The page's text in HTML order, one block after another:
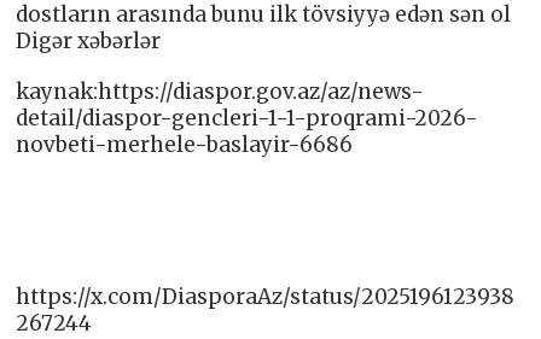
dostların arasında bunu ilk tövsiyyə edən sən ol
Digər xəbərlər
kaynak:https://diaspor.gov.az/az/news-
detail/diaspor-gencleri-1-1-proqrami-2026-
novbeti-merhele-baslayir-6686
https://x.com/DiasporaAz/status/2025196123938
267244